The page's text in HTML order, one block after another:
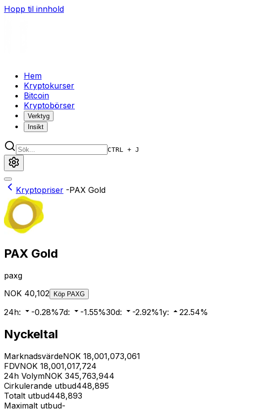
Hopp til innhold
Hem
Kryptokurser
Bitcoin
Kryptobörser
Verktyg
Insikt
CTRL + J
Kryptopriser -PAX Gold
PAX Gold
paxg
NOK 40,102 Köp PAXG
24h: -0.28%7d: -1.55%30d: -2.92%1y: 22.54%
Nyckeltal
MarknadsvärdeNOK 18,001,073,061
FDVNOK 18,001,017,724
24h VolymNOK 345,763,944
Cirkulerande utbud448,895
Totalt utbud448,893
Maximalt utbud-